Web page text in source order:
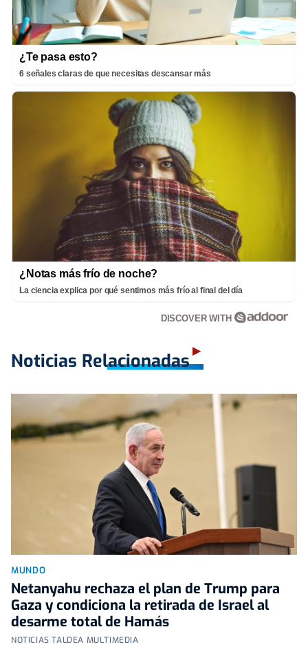
¿Te pasa esto?
6 señales claras de que necesitas descansar más
¿Notas más frío de noche?
La ciencia explica por qué sentimos más frío al final del día
DISCOVER WITH
Noticias Relacionadas
MUNDO
Netanyahu rechaza el plan de Trump para
Gaza y condiciona la retirada de Israel al
desarme total de Hamás
NOTICIAS TALDEA MULTIMEDIA